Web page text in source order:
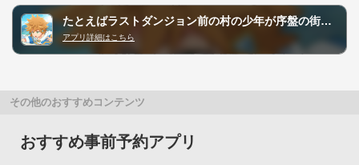
たとえばラストダンジョン前の村の少年が序盤の街で暮らすような物語 ～ドタバタ英雄譚～
アプリ詳細はこちら
その他のおすすめコンテンツ
おすすめ事前予約アプリ